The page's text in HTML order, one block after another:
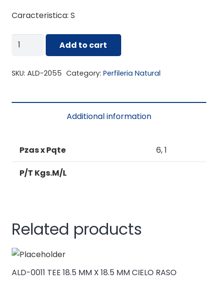
Caracteristica: S
ALD-
Add to cart
SKU: ALD-2055 Category: Perfileria Natural
Additional information
Pzas x Pqte 6, 1
P/T Kgs.M/L
Related products
ALD-0011 TEE 18.5 MM X 18.5 MM CIELO RASO